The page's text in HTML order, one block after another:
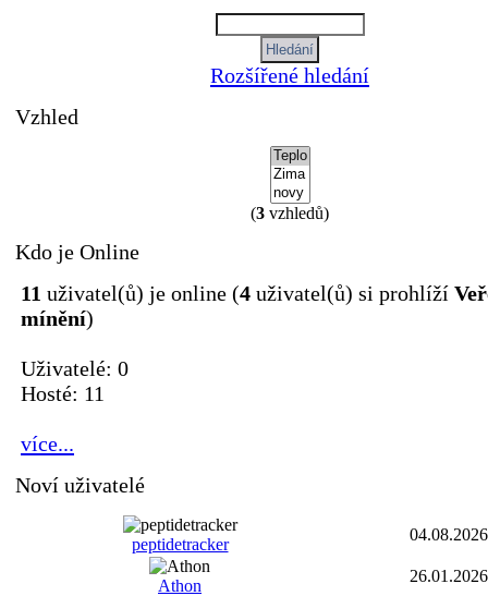
Rozšířené hledání
Vzhled
(3 vzhledů)
Kdo je Online
11 uživatel(ů) je online (4 uživatel(ů) si prohlíží
mínění)
Uživatelé: 0
Hosté: 11
více...
Noví uživatelé
peptidetracker
04.08.2026
Athon
26.01.2026